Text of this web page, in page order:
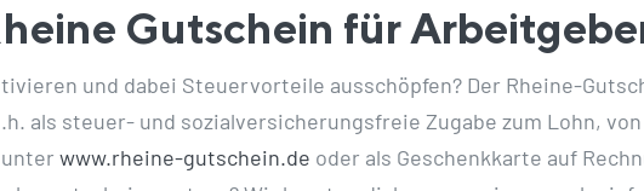
Gutschein für
und dabei Steuervorteile ausschöpfen? Der Rheine-
als steuer- und sozialversicherungsfreie Zugabe zum Lohn,
www.rheine-gutschein.de oder als Geschenkkarte auf